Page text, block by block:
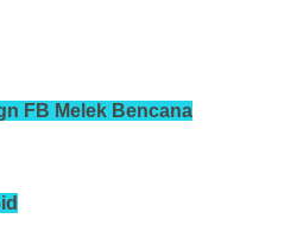
FB Melek Bencana